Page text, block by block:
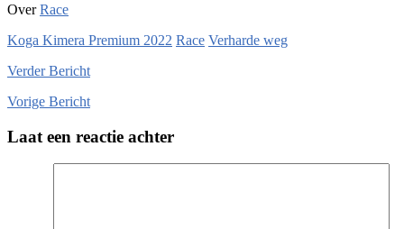
OverRace
Koga Kimera Premium 2022 Race Verharde weg
VerderBericht
Vorige Bericht
Laat een reactie achter